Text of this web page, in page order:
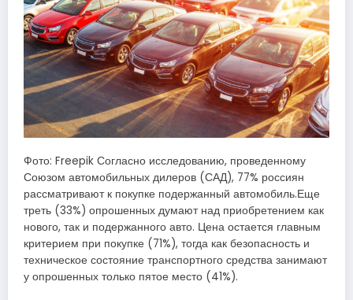
Фото: Freepik Согласно исследованию, проведенному
Союзом автомобильных дилеров (САД), 77% россиян
рассматривают к покупке подержанный автомобиль.Еще
треть (33%) опрошенных думают над приобретением как
нового, так и подержанного авто. Цена остается главным
критерием при покупке (71%), тогда как безопасность и
техническое состояние транспортного средства занимают
у опрошенных только пятое место (41%).